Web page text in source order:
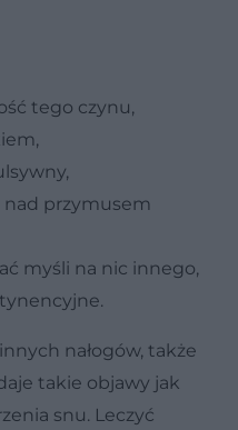
tego czynu,
nad przymusem
myśli na nic innego,
nałogów, także
takie objawy jak
snu. Leczyć